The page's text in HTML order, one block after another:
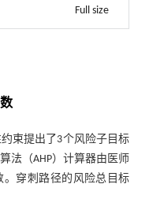
Full size
束提出了3个风险子目标
法（AHP）计算器由医师
。穿刺路径的风险总目标